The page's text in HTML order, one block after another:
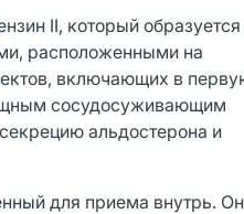
II, который образуется
расположенными на
включающих в
сосудосуживающим
альдостерона и
для приема внутрь. Он